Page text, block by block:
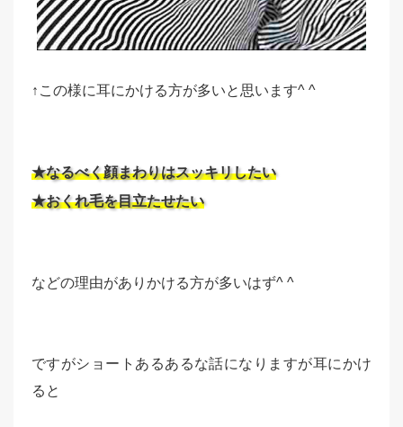
↑この様に耳にかける方が多いと思います^ ^
★なるべく顔まわりはスッキリしたい
★おくれ毛を目立たせたい
などの理由がありかける方が多いはず^ ^
ですがショートあるあるな話になりますが耳にかけ
ると